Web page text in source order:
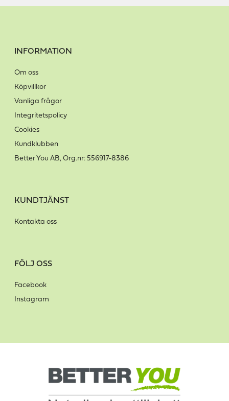
INFORMATION
Om oss
Köpvillkor
Vanliga frågor
Integritetspolicy
Cookies
Kundklubben
Better You AB, Org.nr: 556917-8386
KUNDTJÄNST
Kontakta oss
FÖLJ OSS
Facebook
Instagram